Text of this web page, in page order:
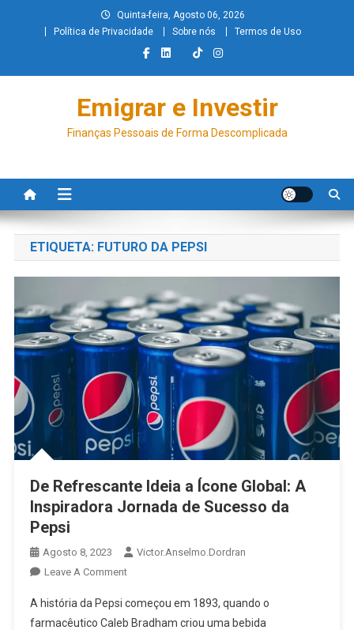
Quinta-feira, Agosto 06, 2026
Política de Privacidade
Sobre nós Termos de Uso
Emigrar e Investir
Finanças Pessoais de Forma Descomplicada
ETIQUETA: FUTURO DA PEPSI
De Refrescante Ideia a Ícone Global: A
Inspiradora Jornada de Sucesso da
Pepsi
Agosto 8, 2023
Victor.anselmo.dordran
Leave A Comment
A história da Pepsi começou em 1893, quando o
farmacêutico Caleb Bradham criou uma bebida